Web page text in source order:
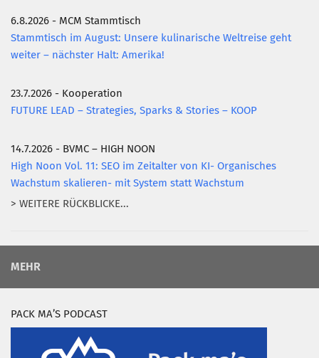
6.8.2026 - MCM Stammtisch
Stammtisch im August: Unsere kulinarische Weltreise geht
weiter – nächster Halt: Amerika!
23.7.2026 - Kooperation
FUTURE LEAD – Strategies, Sparks & Stories – KOOP
14.7.2026 - BVMC – HIGH NOON
High Noon Vol. 11: SEO im Zeitalter von KI- Organisches
Wachstum skalieren- mit System statt Wachstum
> WEITERE RÜCKBLICKE...
MEHR
PACK MA’S PODCAST